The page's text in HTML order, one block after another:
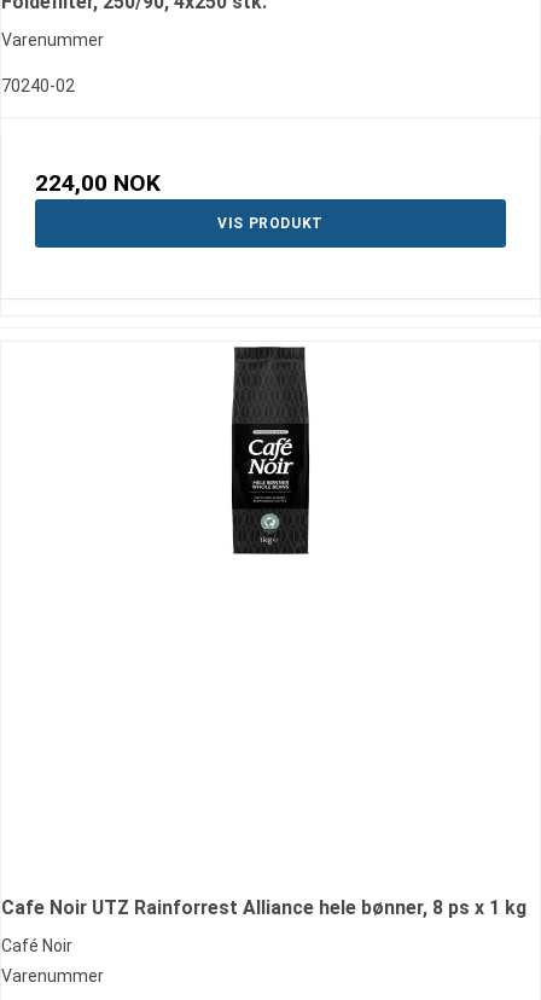
Varenummer
70240-02
224,00 NOK
VIS PRODUKT
Cafe Noir UTZ Rainforrest Alliance hele bønner, 8 ps x 1 kg
Café Noir
Varenummer